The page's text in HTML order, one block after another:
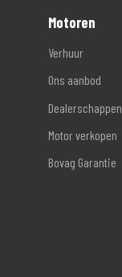
Motoren
Verhuur
Ons aanbod
Dealerschappen
Motor verkopen
Bovag Garantie